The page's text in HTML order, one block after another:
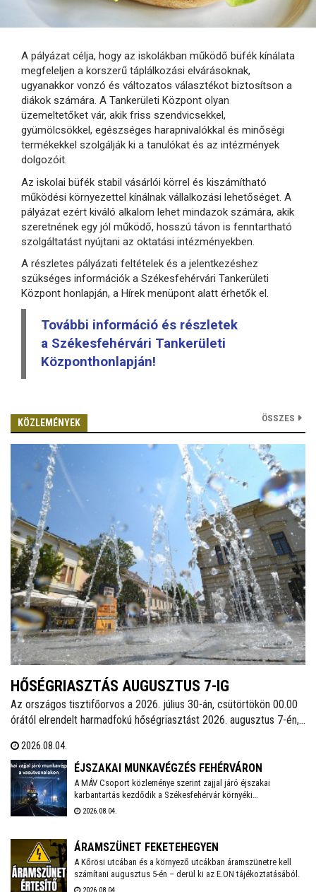
A pályázat célja, hogy az iskolákban működő büfék kínálata
megfeleljen a korszerű táplálkozási elvárásoknak,
ugyanakkor vonzó és változatos választékot biztosítson a
diákok számára. A Tankerületi Központ olyan
üzemeltetőket vár, akik friss szendvicsekkel,
gyümölcsökkel, egészséges harapnivalókkal és minőségi
termékekkel szolgálják ki a tanulókat és az intézmények
dolgozóit.
Az iskolai büfék stabil vásárlói körrel és kiszámítható
működési környezettel kínálnak vállalkozási lehetőséget. A
pályázat ezért kiváló alkalom lehet mindazok számára, akik
szeretnének egy jól működő, hosszú távon is fenntartható
szolgáltatást nyújtani az oktatási intézményekben.
A részletes pályázati feltételek és a jelentkezéshez
szükséges információk a Székesfehérvári Tankerületi
Központ honlapján, a Hírek menüpont alatt érhetők el.
További információ és részletek
a Székesfehérvári Tankerületi
Központhonlapján!
KÖZLEMÉNYEK ÖSSZES
HŐSÉGRIASZTÁS AUGUSZTUS 7-IG
Az országos tisztifőorvos a 2026. július 30-án, csütörtökön 00.00
órától elrendelt harmadfokú hőségriasztást 2026. augusztus 7-én,
továbbra is működnek az ivókutak, emellett klimatizált helyiségek
is várják a lakosságot a hőségben. A város polgármestere
mindenkit arra kér, hogy figyeljünk egymásra, kiemelten a
környezetünkben élő idős emberekre, valamint vigyázzunk a
háziállatainkra is.
2026.08.04.
ÉJSZAKAI MUNKAVÉGZÉS FEHÉRVÁRON
A MÁV Csoport közleménye szerint zajjal járó éjszakai
karbantartás kezdődik a Székesfehérvár környéki
vasútvonalakon augusztus 6-án. Székesfehérváron augusztus
2026.08.04.
ÁRAMSZÜNET FEKETEHEGYEN
A Kőrösi utcában és a környező utcákban áramszünetre kell
számítani augusztus 5-én – derül ki az E.ON tájékoztatásából.